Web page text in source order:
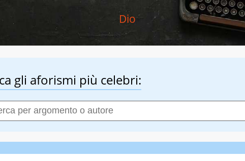
Dio
gli aforismi più celebri: